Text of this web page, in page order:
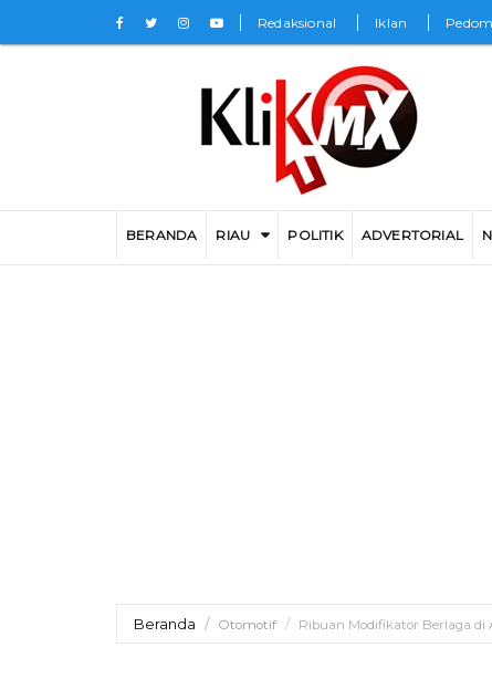
Redaksional Iklan
BERANDA RIAU POLITIK ADVERTORIAL
Beranda Otomotif Ribuan Modifikator Berlaga di